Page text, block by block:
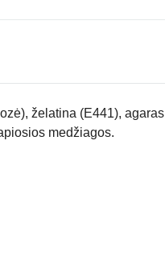
želatina (E441), agaras
medžiagos.